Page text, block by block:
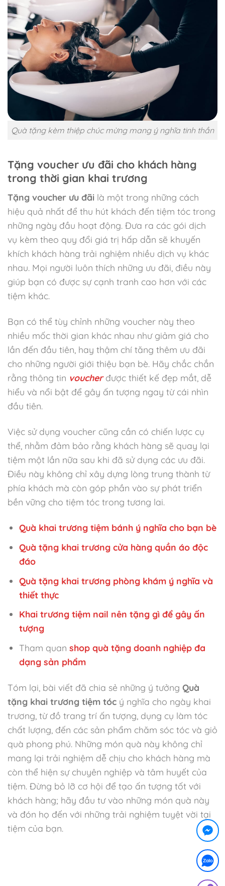
Quà tặng kèm thiệp chúc mừng mang ý nghĩa tinh thần
Tặng voucher ưu đãi cho khách hàng
trong thời gian khai trương
Tặng voucher ưu đãi là một trong những cách
hiệu quả nhất để thu hút khách đến tiệm tóc trong
những ngày đầu hoạt động. Đưa ra các gói dịch
vụ kèm theo quy đổi giá trị hấp dẫn sẽ khuyến
khích khách hàng trải nghiệm nhiều dịch vụ khác
nhau. Mọi người luôn thích những ưu đãi, điều này
giúp bạn có được sự cạnh tranh cao hơn với các
tiệm khác.
Bạn có thể tùy chỉnh những voucher này theo
nhiều mốc thời gian khác nhau như giảm giá cho
lần đến đầu tiên, hay thậm chí tăng thêm ưu đãi
cho những người giới thiệu bạn bè. Hãy chắc chắn
rằng thông tin voucher được thiết kế đẹp mắt, dễ
hiểu và nổi bật để gây ấn tượng ngay từ cái nhìn
đầu tiên.
Việc sử dụng voucher cũng cần có chiến lược cụ
thể, nhằm đảm bảo rằng khách hàng sẽ quay lại
tiệm một lần nữa sau khi đã sử dụng các ưu đãi.
Điều này không chỉ xây dựng lòng trung thành từ
phía khách mà còn góp phần vào sự phát triển
bền vững cho tiệm tóc trong tương lai.
Quà khai trương tiệm bánh ý nghĩa cho bạn bè
Quà tặng khai trương cửa hàng quần áo độc
đáo
Quà tặng khai trương phòng khám ý nghĩa và
thiết thực
Khai trương tiệm nail nên tặng gì để gây ấn
tượng
Tham quanshop quà tặng doanh nghiệp đa
dạng sản phẩm
Tóm lại, bài viết đã chia sẻ những ý tưởng Quà
tặng khai trương tiệm tóc ý nghĩa cho ngày khai
trương, từ đồ trang trí ấn tượng, dụng cụ làm tóc
chất lượng, đến các sản phẩm chăm sóc tóc và giỏ
quà phong phú. Những món quà này không chỉ
mang lại trải nghiệm dễ chịu cho khách hàng mà
còn thể hiện sự chuyên nghiệp và tâm huyết của
tiệm. Đừng bỏ lỡ cơ hội để tạo ấn tượng tốt với
khách hàng; hãy đầu tư vào những món quà này
và đón họ đến với những trải nghiệm tuyệt vời tại
tiệm của bạn.